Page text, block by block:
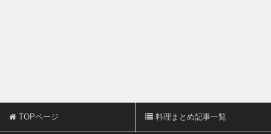
TOPページ 料理まとめ記事一覧